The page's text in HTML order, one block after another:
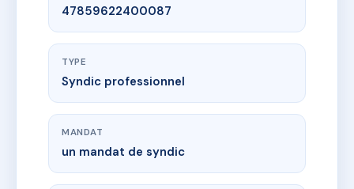
47859622400087
TYPE
Syndic professionnel
MANDAT
un mandat de syndic